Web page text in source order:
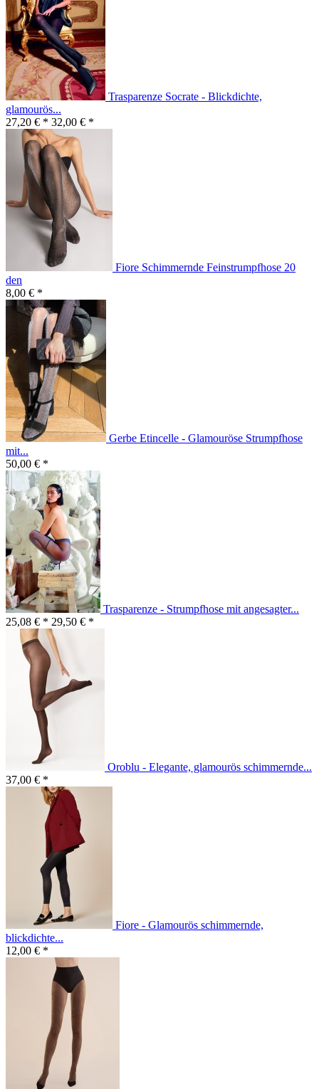
Trasparenze Socrate - Blickdichte,
glamourös...
27,20 € * 32,00 € *
Fiore Schimmernde Feinstrumpfhose 20
den
8,00 € *
Gerbe Etincelle - Glamouröse Strumpfhose
mit...
50,00 € *
Trasparenze - Strumpfhose mit angesagter...
25,08 € * 29,50 € *
Oroblu - Elegante, glamourös schimmernde...
37,00 € *
Fiore - Glamourös schimmernde,
blickdichte...
12,00 € *